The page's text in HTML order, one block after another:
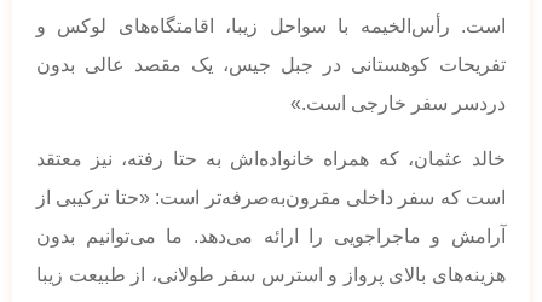
است. رأس‌الخیمه با سواحل زیبا، اقامتگاه‌های لوکس و
تفریحات کوهستانی در جبل جیس، یک مقصد عالی بدون
دردسر سفر خارجی است.»
خالد عثمان، که همراه خانواده‌اش به حتا رفته، نیز معتقد
است که سفر داخلی مقرون‌به‌صرفه‌تر است: «حتا ترکیبی از
آرامش و ماجراجویی را ارائه می‌دهد. ما می‌توانیم بدون
هزینه‌های بالای پرواز و استرس سفر طولانی، از طبیعت زیبا